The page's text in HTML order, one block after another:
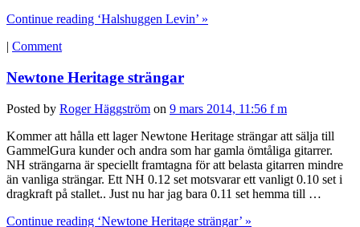
Continue reading ‘Halshuggen Levin’ »
| Comment
Newtone Heritage strängar
Posted by Roger Häggström on 9 mars 2014, 11:56 f m
Kommer att hålla ett lager Newtone Heritage strängar att sälja till
GammelGura kunder och andra som har gamla ömtåliga gitarrer.
NH strängarna är speciellt framtagna för att belasta gitarren mindre
än vanliga strängar. Ett NH 0.12 set motsvarar ett vanligt 0.10 set i
dragkraft på stallet.. Just nu har jag bara 0.11 set hemma till …
Continue reading ‘Newtone Heritage strängar’ »